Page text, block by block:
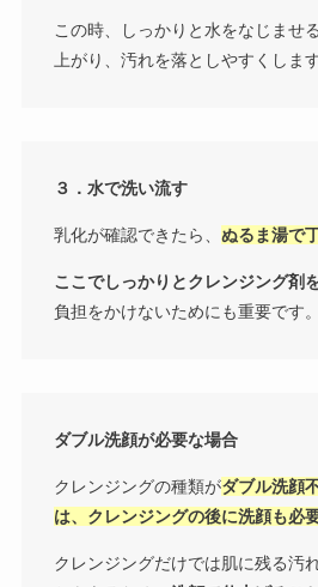
この時、しっかりと水をなじませ
上がり、汚れを落としやすくします
３．水で洗い流す
乳化が確認できたら、 ぬるま湯で
ここでしっかりとクレンジング剤
負担をかけないためにも重要です。
ダブル洗顔が必要な場合
クレンジングの種類がダブル洗顔
は、クレンジングの後に洗顔も必要
クレンジングだけでは肌に残る汚